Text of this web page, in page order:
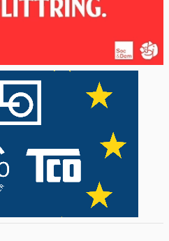
röstar som yttersta
öka sitt inflytande –
politiker vill bli
intervjuer med